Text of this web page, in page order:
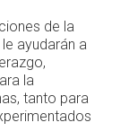
de la
ayudarán a
la
tanto para